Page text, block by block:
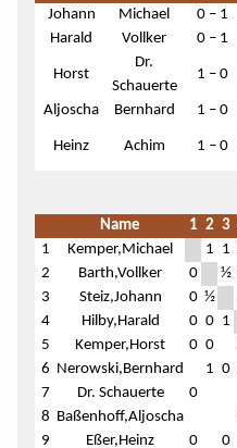
Johann
Michael 0 – 1
Harald
Vollker 0 – 1
Horst
Dr.
Schauerte
1 – 0
Aljoscha Bernhard 1 – 0
Heinz Achim 1 – 0
Name 1 2 3
1
Kemper,Michael 1 1
2
Barth,Vollker 0 ½
3
Steiz,Johann 0 ½
4
Hilby,Harald 0 0 1
5
Kemper,Horst 0 0
6 Nerowski,Bernhard 1 0
7
Dr. Schauerte 0
8 Baßenhoff,Aljoscha
9
Eßer,Heinz 0 0